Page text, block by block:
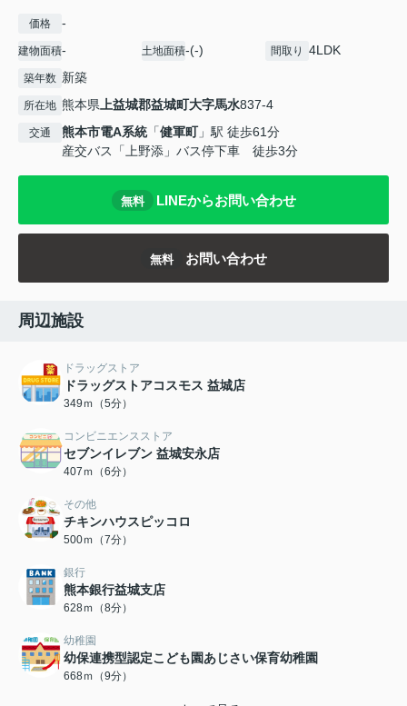
価格 -
建物面積- 土地面積-(-) 間取り 4LDK
築年数 新築
所在地 熊本県上益城郡益城町大字馬水837-4
交通 熊本市電A系統「健軍町」駅 徒歩61分
産交バス「上野添」バス停下車 徒歩3分
無料 LINEからお問い合わせ
無料 お問い合わせ
周辺施設
ドラッグストア
ドラッグストアコスモス 益城店
349ｍ（5分）
コンビニエンスストア
セブンイレブン 益城安永店
407ｍ（6分）
その他
チキンハウスピッコロ
500ｍ（7分）
銀行
熊本銀行益城支店
628ｍ（8分）
幼稚園
幼保連携型認定こども園あじさい保育幼稚園
668ｍ（9分）